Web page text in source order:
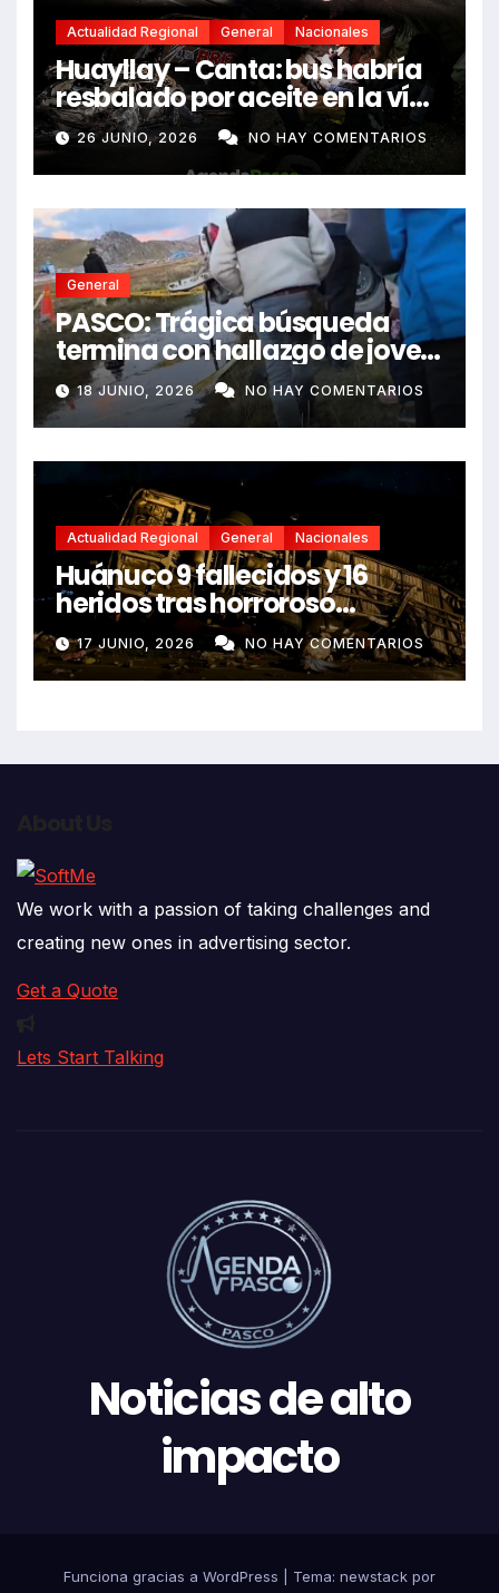
Actualidad Regional General Nacionales
Huayllay – Canta: bus habría
resbalado por aceite en la vía
e impactó auto siniestrado
dejando dos fallecidos
26 JUNIO, 2026 NO HAY COMENTARIOS
General
PASCO: Trágica búsqueda
termina con hallazgo de joven
sin vida en Rancas
18 JUNIO, 2026 NO HAY COMENTARIOS
Actualidad Regional General Nacionales
Huánuco 9 fallecidos y 16
heridos tras horroroso
despiste de bus Real Chancas
que impactó contra vivienda
17 JUNIO, 2026 NO HAY COMENTARIOS
We work with a passion of taking challenges and
creating new ones in advertising sector.
Get a Quote
Lets Start Talking
Noticias de alto
impacto
Funciona gracias a WordPress Tema: newstack por